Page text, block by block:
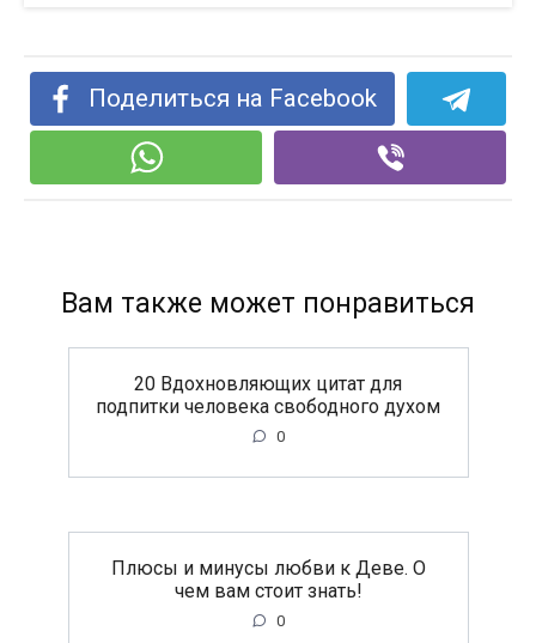
Поделиться на Facebook
Вам также может понравиться
20 Вдохновляющих цитат для
подпитки человека свободного духом
0
Плюсы и минусы любви к Деве. О
чем вам стоит знать!
0